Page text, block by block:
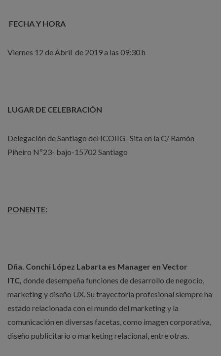
FECHA Y HORA
Viernes 12 de Abril de 2019 a las 09:30 h
LUGAR DE CELEBRACIÓN
Delegación de Santiago del ICOIIG- Sita en la C/ Ramón
Piñeiro Nº23- bajo-15702 Santiago
PONENTE:
Dña. Conchi López Labarta es Manager en Vector
ITC, donde desempeña funciones de desarrollo de negocio,
marketing y diseño UX. Su trayectoria profesional siempre ha
estado relacionada con el mundo del marketing y la
comunicación en diversas facetas, como imagen corporativa,
diseño publicitario o marketing relacional, entre otras.